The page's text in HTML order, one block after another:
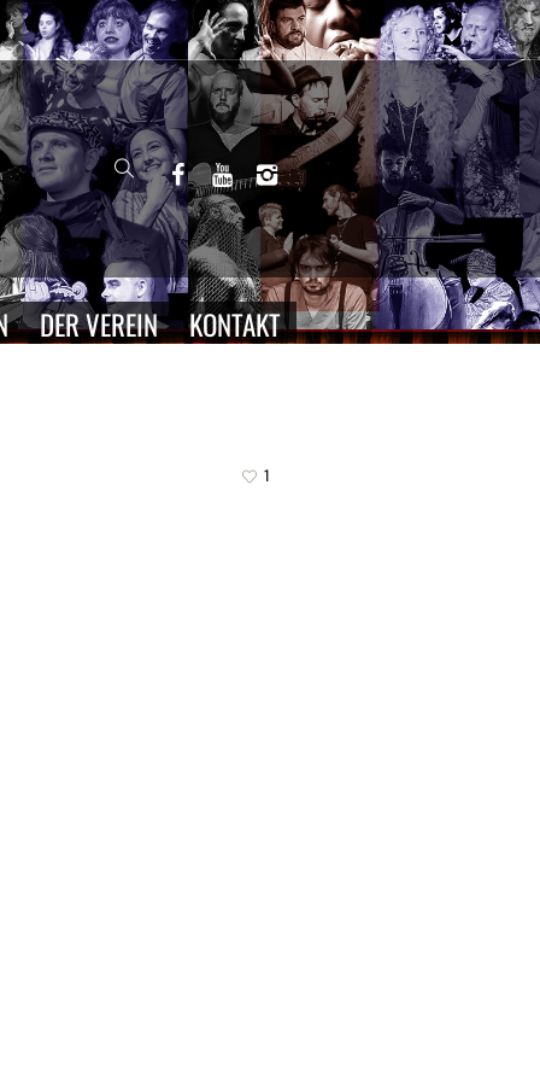
DER VEREIN KONTAKT
1